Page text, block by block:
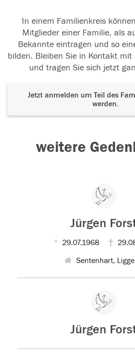
In einem Familienkreis
Mitglieder einer Familie, als
Bekannte eintragen und so
bilden. Bleiben Sie in Kontakt
und tragen Sie sich jetzt
Jetzt anmelden um Teil des
werden.
weitere
Jürgen
29.07.1968
Sentenhart,
Jürgen